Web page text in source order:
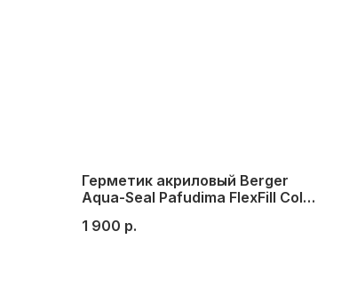
Герметик акриловый Berger
Aqua-Seal Pafudima FlexFill Color
тик)
1 900 р.